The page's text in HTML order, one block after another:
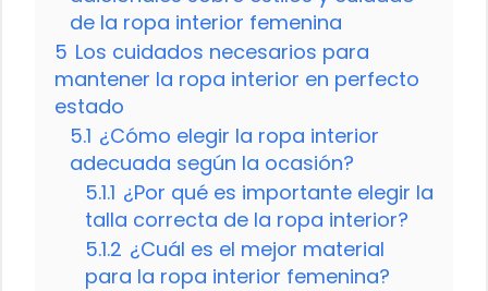
de la ropa interior femenina
5 Los cuidados necesarios para
mantener la ropa interior en perfecto
estado
5.1 ¿Cómo elegir la ropa interior
adecuada según la ocasión?
5.1.1 ¿Por qué es importante elegir la
talla correcta de la ropa interior?
5.1.2 ¿Cuál es el mejor material
para la ropa interior femenina?